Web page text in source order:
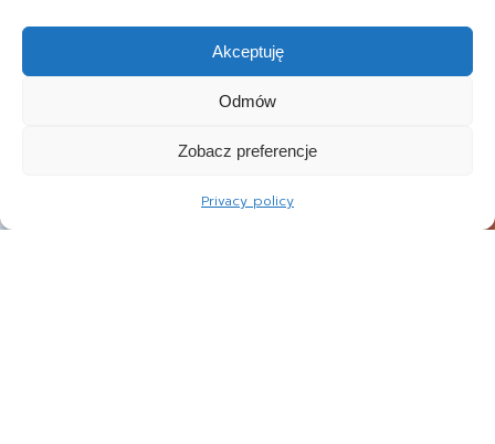
Akceptuję
Odmów
Zobacz preferencje
Privacy policy